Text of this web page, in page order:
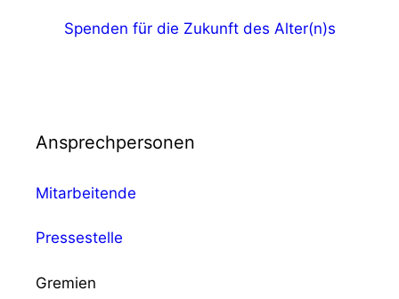
Spenden für die Zukunft des Alter(n)s
Ansprechpersonen
Mitarbeitende
Pressestelle
Gremien